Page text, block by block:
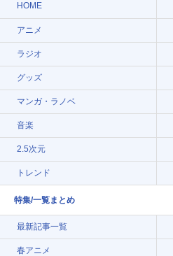
HOME
アニメ
ラジオ
グッズ
マンガ・ラノベ
音楽
2.5次元
トレンド
特集/一覧まとめ
最新記事一覧
春アニメ